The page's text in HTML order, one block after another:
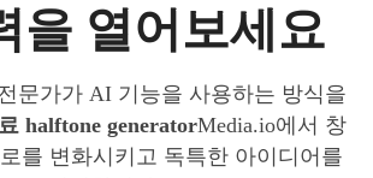
을 열어보세요
문가가 AI 기능을 사용하는 방식을
halftone generatorMedia.io에서 창
를 변화시키고 독특한 아이디어를